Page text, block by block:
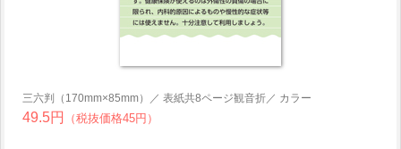
三六判（170mm×85mm）／ 表紙共8ページ観音折／ カラー
49.5円 （税抜価格45円）